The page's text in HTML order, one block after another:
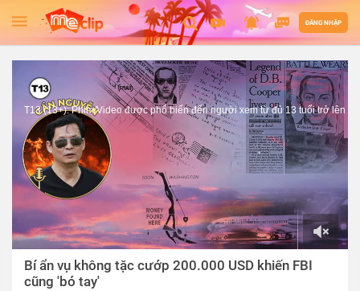
ĐĂNG NHẬP
08:09
T13 (13+): Phim/Video được phổ biến đến người xem từ đủ 13 tuổi trở lên
Bí ẩn vụ không tặc cướp 200.000 USD khiến FBI
cũng 'bó tay'